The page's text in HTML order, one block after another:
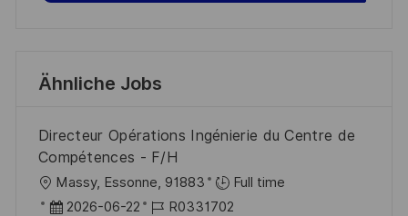
Ähnliche Jobs
Directeur Opérations Ingénierie du Centre de
Compétences - F/H
O
r
Massy, Essonne, 91883
Full time
D 2026-06-22
J
R0331702